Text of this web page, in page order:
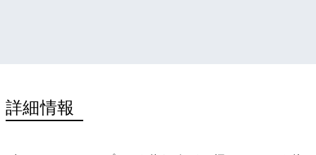
詳細情報